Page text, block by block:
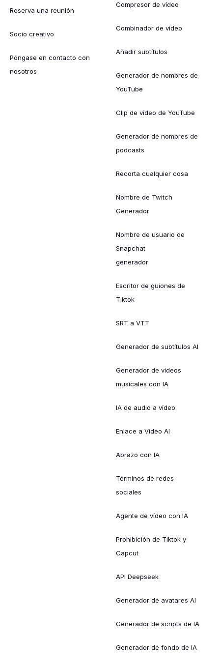
Reserva una reunión
Socio creativo
Póngase en contacto con
nosotros
Compresor de vídeo
Combinador de vídeo
Añadir subtítulos
Generador de nombres de
YouTube
Clip de vídeo de YouTube
Generador de nombres de
podcasts
Recorta cualquier cosa
Nombre de Twitch
Generador
Nombre de usuario de
Snapchat
generador
Escritor de guiones de
Tiktok
SRT a VTT
Generador de subtítulos AI
Generador de videos
musicales con IA
IA de audio a vídeo
Enlace a Video AI
Abrazo con IA
Términos de redes
sociales
Agente de vídeo con IA
Prohibición de Tiktok y
Capcut
API Deepseek
Generador de avatares AI
Generador de scripts de IA
Generador de fondo de IA